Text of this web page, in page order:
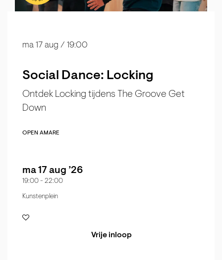
Social Dance: Locking
Ontdek Locking tijdens The Groove Get
Down
ma 17 aug / 19:00
OPEN AMARE
ma 17 aug ’26
19:00 - 22:00
Kunstenplein
Vrije inloop